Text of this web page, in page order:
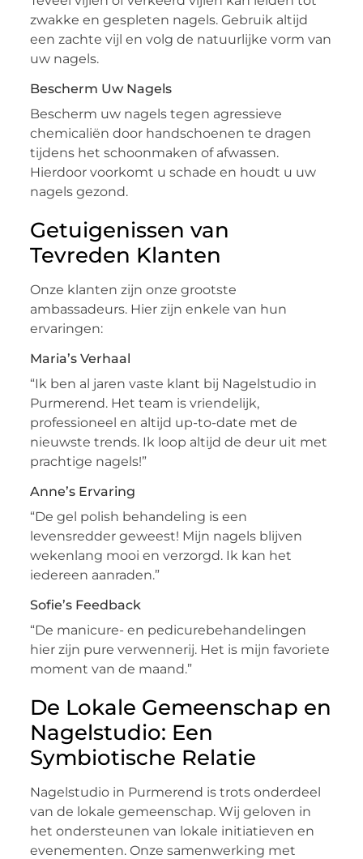
zwakke en gespleten nagels. Gebruik altijd
een zachte vijl en volg de natuurlijke vorm van
uw nagels.
Bescherm Uw Nagels
Bescherm uw nagels tegen agressieve
chemicaliën door handschoenen te dragen
tijdens het schoonmaken of afwassen.
Hierdoor voorkomt u schade en houdt u uw
nagels gezond.
Getuigenissen van
Tevreden Klanten
Onze klanten zijn onze grootste
ambassadeurs. Hier zijn enkele van hun
ervaringen:
Maria’s Verhaal
“Ik ben al jaren vaste klant bij Nagelstudio in
Purmerend. Het team is vriendelijk,
professioneel en altijd up-to-date met de
nieuwste trends. Ik loop altijd de deur uit met
prachtige nagels!”
Anne’s Ervaring
“De gel polish behandeling is een
levensredder geweest! Mijn nagels blijven
wekenlang mooi en verzorgd. Ik kan het
iedereen aanraden.”
Sofie’s Feedback
“De manicure- en pedicurebehandelingen
hier zijn pure verwennerij. Het is mijn favoriete
moment van de maand.”
De Lokale Gemeenschap en
Nagelstudio: Een
Symbiotische Relatie
Nagelstudio in Purmerend is trots onderdeel
van de lokale gemeenschap. Wij geloven in
het ondersteunen van lokale initiatieven en
evenementen. Onze samenwerking met